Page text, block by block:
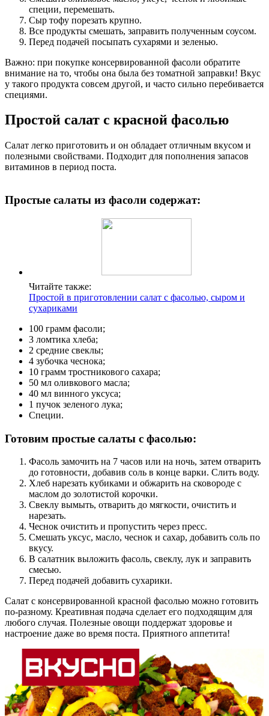
специи, перемешать.
Сыр тофу порезать крупно.
Все продукты смешать, заправить полученным соусом.
Перед подачей посыпать сухарями и зеленью.
Важно: при покупке консервированной фасоли обратите
внимание на то, чтобы она была без томатной заправки! Вкус
у такого продукта совсем другой, и часто сильно перебивается
специями.
Простой салат с красной фасолью
Салат легко приготовить и он обладает отличным вкусом и
полезными свойствами. Подходит для пополнения запасов
витаминов в период поста.
Простые салаты из фасоли содержат:
Читайте также:
Простой в приготовлении салат с фасолью, сыром и
сухариками
100 грамм фасоли;
3 ломтика хлеба;
2 средние свеклы;
4 зубочка чеснока;
10 грамм тростникового сахара;
50 мл оливкового масла;
40 мл винного уксуса;
1 пучок зеленого лука;
Специи.
Готовим простые салаты с фасолью:
Фасоль замочить на 7 часов или на ночь, затем отварить
до готовности, добавив соль в конце варки. Слить воду.
Хлеб нарезать кубиками и обжарить на сковороде с
маслом до золотистой корочки.
Свеклу вымыть, отварить до мягкости, очистить и
нарезать.
Чеснок очистить и пропустить через пресс.
Смешать уксус, масло, чеснок и сахар, добавить соль по
вкусу.
В салатник выложить фасоль, свеклу, лук и заправить
смесью.
Перед подачей добавить сухарики.
Салат с консервированной красной фасолью можно готовить
по-разному. Креативная подача сделает его подходящим для
любого случая. Полезные овощи поддержат здоровье и
настроение даже во время поста. Приятного аппетита!